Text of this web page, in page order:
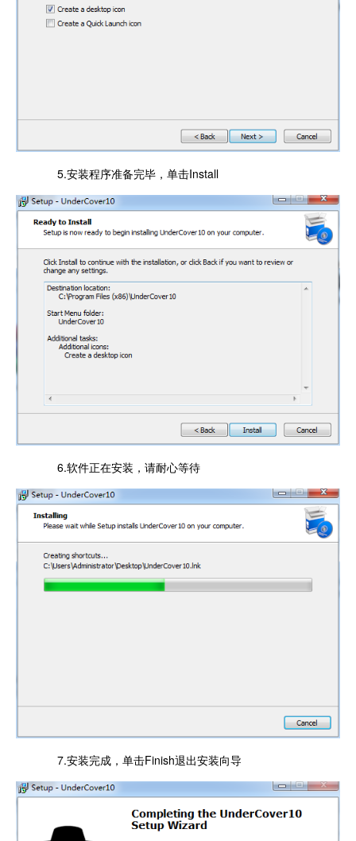
5.安装程序准备完毕，单击Install
6.软件正在安装，请耐心等待
7.安装完成，单击Finish退出安装向导